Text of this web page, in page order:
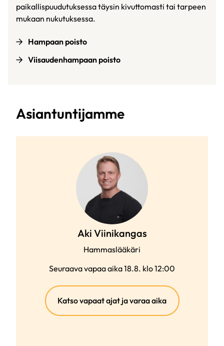
paikallispuudutuksessa täysin kivuttomasti tai tarpeen
mukaan nukutuksessa.
Hampaan poisto
Viisaudenhampaan poisto
Asiantuntijamme
Aki Viinikangas
Hammaslääkäri
Seuraava vapaa aika 18.8. klo 12:00
Katso vapaat ajat ja varaa aika(ulkoinen
linkki)